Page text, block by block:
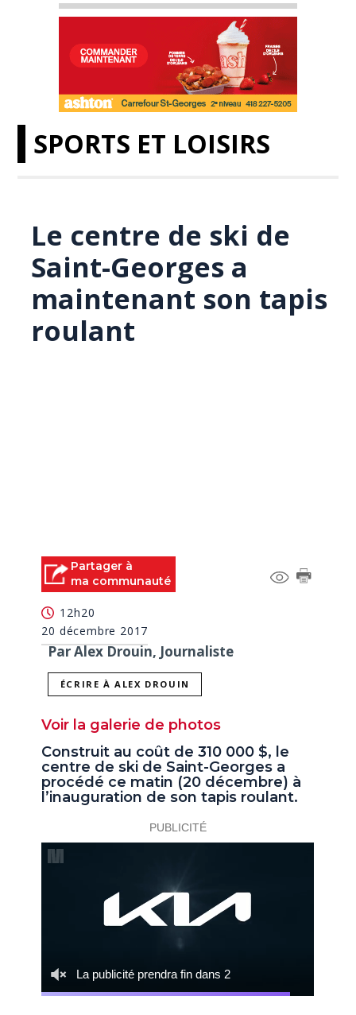
SPORTS ET LOISIRS
Le centre de ski de
Saint-Georges a
maintenant son tapis
roulant
Partager à
ma communauté
12h20
20 décembre 2017
Par Alex Drouin, Journaliste
ÉCRIRE À ALEX DROUIN
Voir la galerie de photos
Construit au coût de 310 000 $, le
centre de ski de Saint-Georges a
procédé ce matin (20 décembre) à
l’inauguration de son tapis roulant.